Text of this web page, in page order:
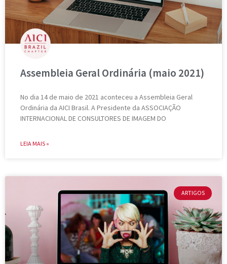
Assembleia Geral Ordinária (maio 2021)
No dia 14 de maio de 2021 aconteceu a Assembleia Geral
Ordinária da AICI Brasil. A Presidente da ASSOCIAÇÃO
INTERNACIONAL DE CONSULTORES DE IMAGEM DO
LEIA MAIS »
ARTIGOS